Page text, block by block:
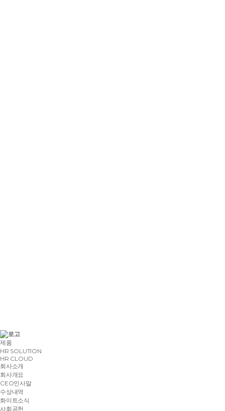
고객업종
종합광고대행사/서비스
제품
HR SOLUTION
HR CLOUD
회사소개
회사개요
CEO인사말
수상내역
화이트소식
사회공헌